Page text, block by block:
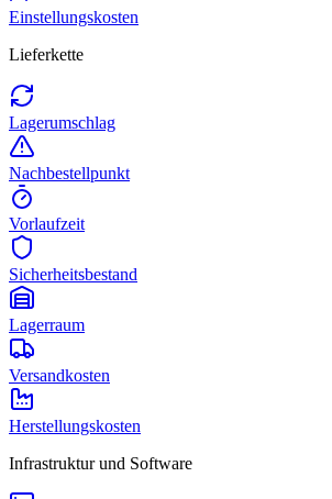
Einstellungskosten
Lieferkette
Lagerumschlag
Nachbestellpunkt
Vorlaufzeit
Sicherheitsbestand
Lagerraum
Versandkosten
Herstellungskosten
Infrastruktur und Software